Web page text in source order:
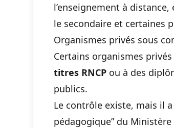
l’enseignement à
le secondaire et certaines
Organismes privés sous
Certains organismes
titres RNCP ou à des
publics.
Le contrôle existe, mais il
pédagogique” du